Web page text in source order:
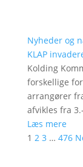
Nyheder og
KLAP
Kolding
forskellige
arrangører
afvikles fra
Læs mere
1 2 3 … 476